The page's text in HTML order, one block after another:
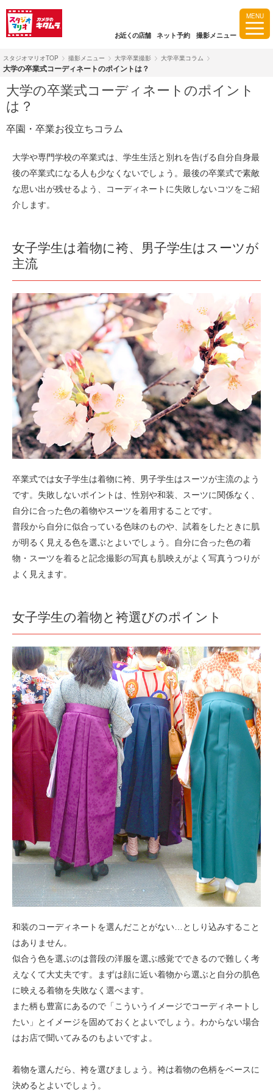
MENU
お近くの店舗 ネット予約 撮影メニュー
スタジオマリオTOP 撮影メニュー 大学卒業撮影 大学卒業コラム
大学の卒業式コーディネートのポイントは？
大学の卒業式コーディネートのポイント
は？
卒園・卒業お役立ちコラム
大学や専門学校の卒業式は、学生生活と別れを告げる自分自身最
後の卒業式になる人も少なくないでしょう。最後の卒業式で素敵
な思い出が残せるよう、コーディネートに失敗しないコツをご紹
介します。
女子学生は着物に袴、男子学生はスーツが
主流
卒業式では女子学生は着物に袴、男子学生はスーツが主流のよう
です。失敗しないポイントは、性別や和装、スーツに関係なく、
自分に合った色の着物やスーツを着用することです。
普段から自分に似合っている色味のものや、試着をしたときに肌
が明るく見える色を選ぶとよいでしょう。自分に合った色の着
物・スーツを着ると記念撮影の写真も肌映えがよく写真うつりが
よく見えます。
女子学生の着物と袴選びのポイント
和装のコーディネートを選んだことがない…としり込みすること
はありません。
似合う色を選ぶのは普段の洋服を選ぶ感覚でできるので難しく考
えなくて大丈夫です。まずは顔に近い着物から選ぶと自分の肌色
に映える着物を失敗なく選べます。
また柄も豊富にあるので「こういうイメージでコーディネートし
たい」とイメージを固めておくとよいでしょう。わからない場合
はお店で聞いてみるのもよいですよ。
着物を選んだら、袴を選びましょう。袴は着物の色柄をベースに
決めるとよいでしょう。